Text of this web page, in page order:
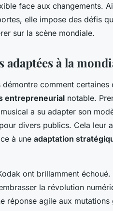
face aux changements.
elle impose des défis
sur la scène mondiale.
adaptées à la
démontre comment certaines
entrepreneurial notable.
a su adapter son
divers publics. Cela leur
à une adaptation
ont brillamment
la révolution
réponse agile aux